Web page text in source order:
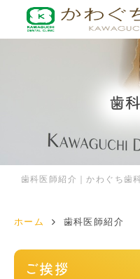
歯
歯科医師紹介｜かわぐち歯
ホーム 歯科医師紹介
ご挨拶